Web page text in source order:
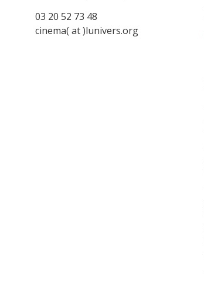
03 20 52 73 48
cinema( at )lunivers.org